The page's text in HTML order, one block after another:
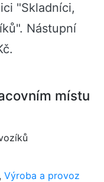
"Skladníci,
Nástupní
místu
, Výroba a provoz